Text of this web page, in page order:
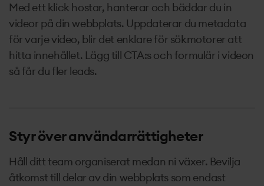
Med ett klick hostar, hanterar och bäddar du in
videor på din webbplats. Uppdaterar du metadata
för varje video, blir det enklare för sökmotorer att
hitta innehållet. Lägg till CTA:s och formulär i videon
så får du fler leads.
Styr över användarrättigheter
Håll ditt team organiserat medan ni växer. Bevilja
åtkomst till delar av din webbplats som endast